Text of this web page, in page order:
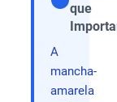
que
A
mancha-
amarela